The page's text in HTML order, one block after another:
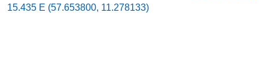
15.435 E (57.653800, 11.278133)